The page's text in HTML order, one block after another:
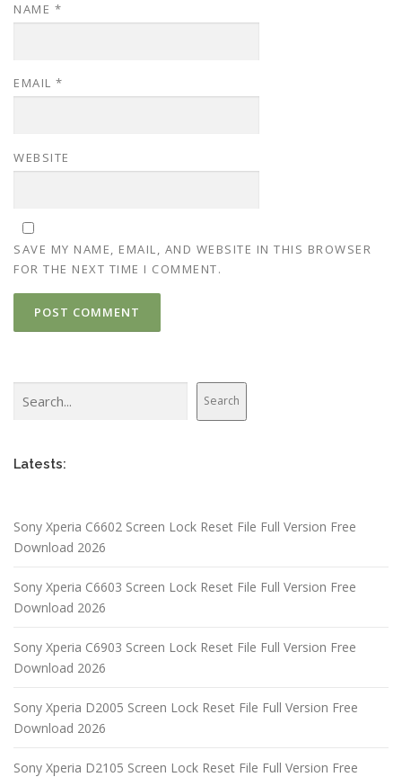
NAME *
EMAIL *
WEBSITE
SAVE MY NAME, EMAIL, AND WEBSITE IN THIS BROWSER
FOR THE NEXT TIME I COMMENT.
Search
Latests:
Sony Xperia C6602 Screen Lock Reset File Full Version Free
Download 2026
Sony Xperia C6603 Screen Lock Reset File Full Version Free
Download 2026
Sony Xperia C6903 Screen Lock Reset File Full Version Free
Download 2026
Sony Xperia D2005 Screen Lock Reset File Full Version Free
Download 2026
Sony Xperia D2105 Screen Lock Reset File Full Version Free